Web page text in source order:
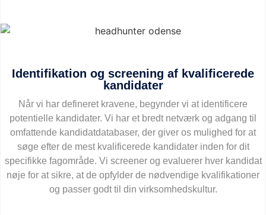
Identifikation og screening af kvalificerede
kandidater
Når vi har defineret kravene, begynder vi at identificere
potentielle kandidater. Vi har et bredt netværk og adgang til
omfattende kandidatdatabaser, der giver os mulighed for at
søge efter de mest kvalificerede kandidater inden for dit
specifikke fagområde. Vi screener og evaluerer hver kandidat
nøje for at sikre, at de opfylder de nødvendige kvalifikationer
og passer godt til din virksomhedskultur.